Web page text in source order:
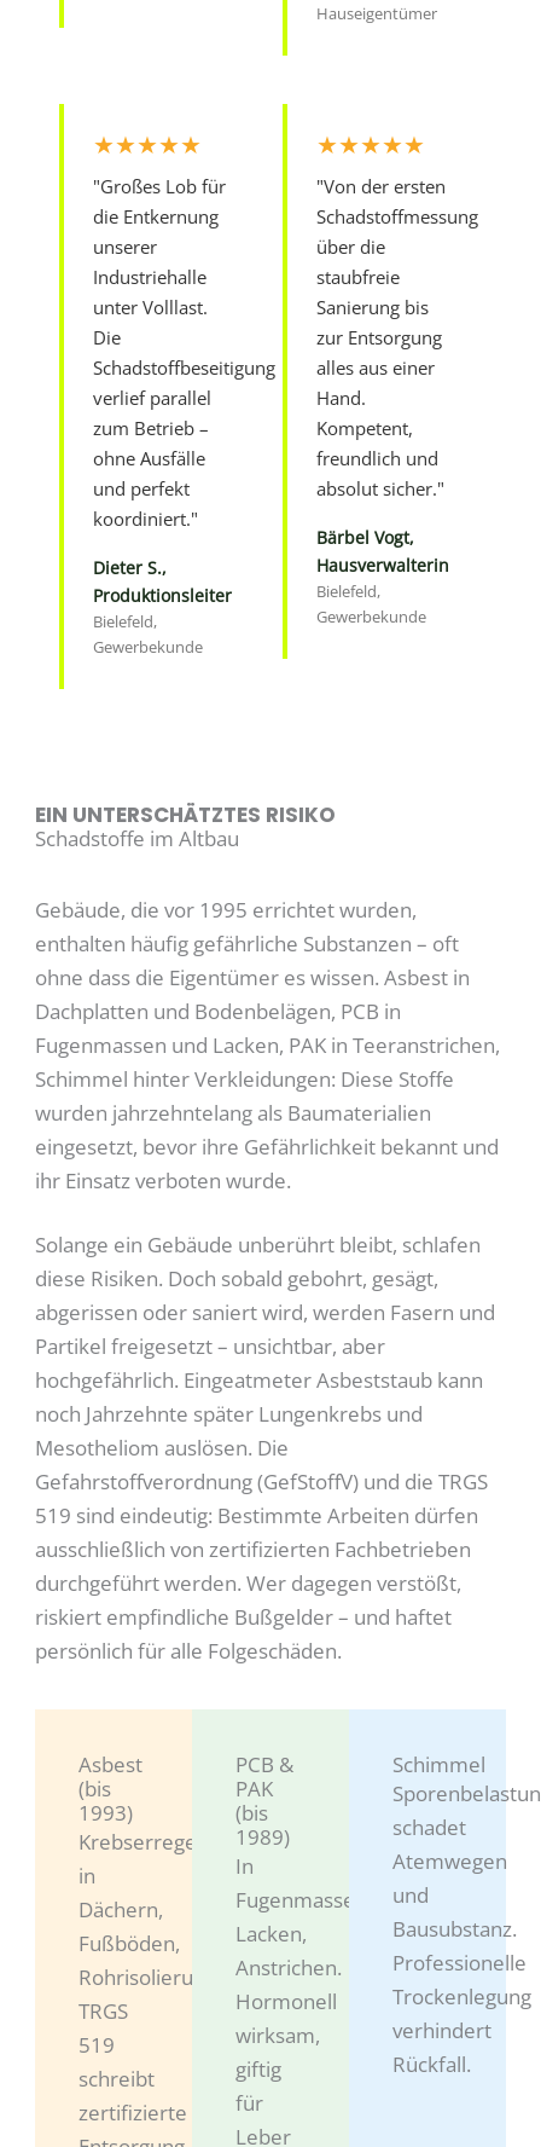
Hauseigentümer
★★★★★
"Großes Lob für
die Entkernung
unserer
Industriehalle
unter Volllast.
Die
Schadstoffbeseitigung
verlief parallel
zum Betrieb –
ohne Ausfälle
und perfekt
koordiniert."
Dieter S.,
Produktionsleiter
Bielefeld,
Gewerbekunde
★★★★★
"Von der ersten
Schadstoffmessung
über die
staubfreie
Sanierung bis
zur Entsorgung
alles aus einer
Hand.
Kompetent,
freundlich und
absolut sicher."
Bärbel Vogt,
Hausverwalterin
Bielefeld,
Gewerbekunde
EIN UNTERSCHÄTZTES RISIKO
Schadstoffe im Altbau
Gebäude, die vor 1995 errichtet wurden,
enthalten häufig gefährliche Substanzen – oft
ohne dass die Eigentümer es wissen. Asbest in
Dachplatten und Bodenbelägen, PCB in
Fugenmassen und Lacken, PAK in Teeranstrichen,
Schimmel hinter Verkleidungen: Diese Stoffe
wurden jahrzehntelang als Baumaterialien
eingesetzt, bevor ihre Gefährlichkeit bekannt und
ihr Einsatz verboten wurde.
Solange ein Gebäude unberührt bleibt, schlafen
diese Risiken. Doch sobald gebohrt, gesägt,
abgerissen oder saniert wird, werden Fasern und
Partikel freigesetzt – unsichtbar, aber
hochgefährlich. Eingeatmeter Asbeststaub kann
noch Jahrzehnte später Lungenkrebs und
Mesotheliom auslösen. Die
Gefahrstoffverordnung (GefStoffV) und die TRGS
519 sind eindeutig: Bestimmte Arbeiten dürfen
ausschließlich von zertifizierten Fachbetrieben
durchgeführt werden. Wer dagegen verstößt,
riskiert empfindliche Bußgelder – und haftet
persönlich für alle Folgeschäden.
Asbest
(bis
1993)
Krebserregend,
in
Dächern,
Fußböden,
Rohrisolierungen.
TRGS
519
schreibt
zertifizierte
PCB &
PAK
(bis
1989)
In
Fugenmassen,
Lacken,
Anstrichen.
Hormonell
wirksam,
giftig
für
Leber
Schimmel
schadet
Atemwegen
und
Bausubstanz.
Professionelle
Trockenlegung
verhindert
Rückfall.